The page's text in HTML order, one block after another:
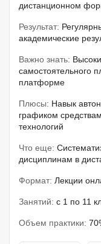
дистанционном
Результат:
академические
Важно знать:
самостоятельного
платформе
Плюсы: Навык
графиком
технологий
Что еще:
дисциплинам в
Формат: Лекции
Занятий: с 1 по 11
Объем практики: